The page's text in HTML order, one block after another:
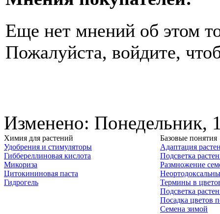
Еще нет мнений об этом
Пожалуйста, войдите,
Изменено: Понедельник,
Химия для растений
Удобрения и стимуляторы
Гиббереллиновая кислота
Микориза
Цитокининовая паста
Гидрогель
Базовые понятия
Адаптация
Подсветка
Размножение
Термины в
Подсветка
Посадка цветов
Семена зимой